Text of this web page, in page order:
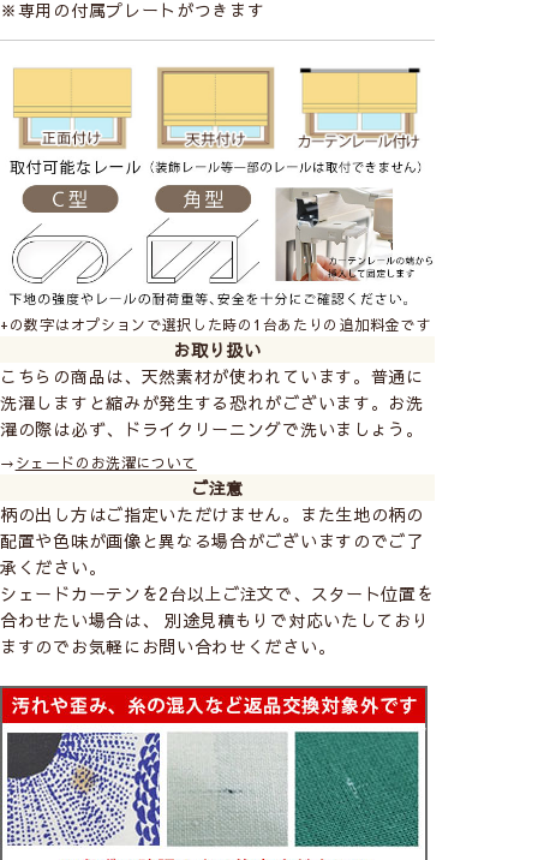
イプ）
シングルシェード【コード式】
コード(ひも)操作で昇降
お手頃価格
せまい幅の小窓におすすめ
長い丈の場合、昇降に力が必要です。
広い幅の窓は昇降コードが切れるおそれがありお勧
めしません。
柄の位置（模様の出し方）は指定できません。
シングルシェード【ドラム式】
※専用の付属プレートがつきます
+の数字はオプションで選択した時の1台あたりの追加料金です
お取り扱い
こちらの商品は、天然素材が使われています。普通に
洗濯しますと縮みが発生する恐れがございます。お洗
濯の際は必ず、ドライクリーニングで洗いましょう。
→シェードのお洗濯について
ご注意
柄の出し方はご指定いただけません。また生地の柄の
配置や色味が画像と異なる場合がございますのでご了
承ください。
シェードカーテンを2台以上ご注文で、スタート位置を
合わせたい場合は、 別途見積もりで対応いたしており
ますのでお気軽にお問い合わせください。